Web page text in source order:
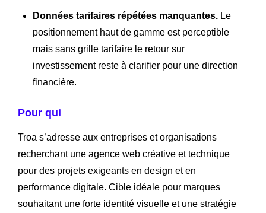
Données tarifaires répétées manquantes. Le
positionnement haut de gamme est perceptible
mais sans grille tarifaire le retour sur
investissement reste à clarifier pour une direction
financière.
Pour qui
Troa s’adresse aux entreprises et organisations
recherchant une agence web créative et technique
pour des projets exigeants en design et en
performance digitale. Cible idéale pour marques
souhaitant une forte identité visuelle et une stratégie